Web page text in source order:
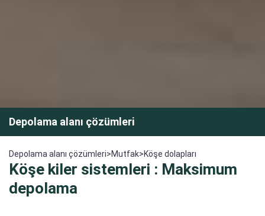
Depolama alanı çözümleri
Depolama alanı çözümleri>Mutfak>Köşe dolapları
Köşe kiler sistemleri : Maksimum
depolama